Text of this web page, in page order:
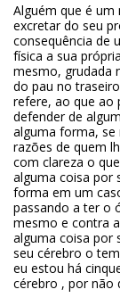
Alguém que é
excretar do seu
consequência de
física a sua
mesmo, grudada
do pau no
refere, ao que ao
defender de
alguma forma,
razões de quem
com clareza o
alguma coisa por
forma em um
passando a ter o
mesmo e contra
alguma coisa por
seu cérebro o
eu estou há
cérebro , por não